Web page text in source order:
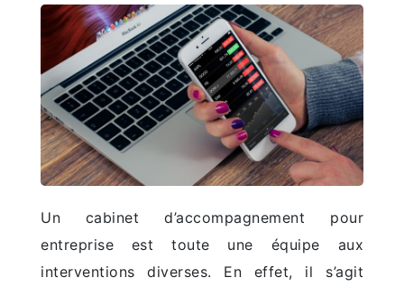
Un cabinet d’accompagnement pour
entreprise est toute une équipe aux
interventions diverses. En effet, il s’agit